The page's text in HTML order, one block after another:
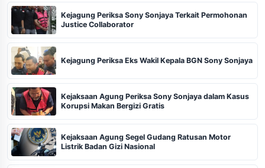
Kejagung Periksa Sony Sonjaya Terkait Permohonan
Justice Collaborator
Kejagung Periksa Eks Wakil Kepala BGN Sony Sonjaya
Kejaksaan Agung Periksa Sony Sonjaya dalam Kasus
Korupsi Makan Bergizi Gratis
Kejaksaan Agung Segel Gudang Ratusan Motor
Listrik Badan Gizi Nasional